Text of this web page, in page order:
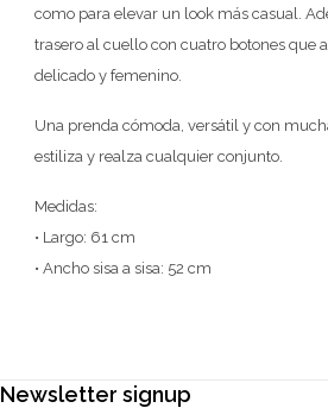
como para elevar un look más casual.
trasero al cuello con cuatro botones que
delicado y femenino.
Una prenda cómoda, versátil y con
estiliza y realza cualquier conjunto.
Medidas:
• Largo: 61 cm
• Ancho sisa a sisa: 52 cm
Newsletter signup